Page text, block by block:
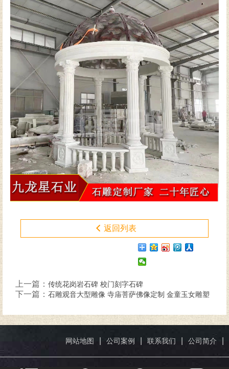
返回列表
上一篇： 传统花岗岩石碑 校门刻字石碑
下一篇： 石雕观音大型雕像 寺庙菩萨佛像定制 金童玉女雕塑
公司简介
联系我们
公司案例
网站地图